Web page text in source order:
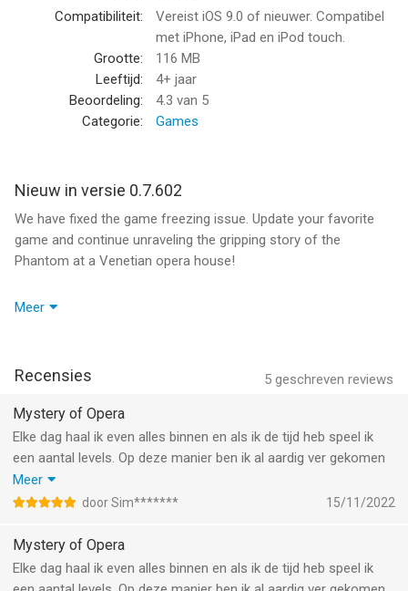
Key features of this version:
● Nearly 1850 rousing quests to tackle
● 305 alluring collections to piece together
● 24 gorgeous operas to explore
● Three thrilling mini-games to play
Plus, more famous operas, characters, quests and levels are
coming in regular updates that are absolutely FREE!
____________________________
Game available in: English, French, Italian, German, Spanish,
____________________________
Sign up now for a weekly round-up of the best from G5
Games! www.g5e.com/e-mail
____________________________
G5 Games - World of Adventures™!
Collect them all! Search for "g5" in iTunes!
____________________________
Visit us: www.g5e.com
Compatibiliteit:
Vereist iOS 9.0 of nieuwer. Compatibel
met iPhone, iPad en iPod touch.
Grootte:
116 MB
Leeftijd:
4+ jaar
Beoordeling:
4.3 van 5
Categorie:
Games
Nieuw in versie 0.7.602
We have fixed the game freezing issue. Update your favorite
game and continue unraveling the gripping story of the
Phantom at a Venetian opera house!
Join the G5 email list and be the first to know about sales,
Leave a review and let us know what you think of our latest
update. Your feedback helps us provide you with the best
experience.
Meer
5 geschreven reviews
Recensies
Mystery of Opera
Elke dag haal ik even alles binnen en als ik de tijd heb speel ik
een aantal levels. Op deze manier ben ik al aardig ver gekomen
en werkt het dus aardig verslavend. Kortom een goed
opgebouwd spel met uitdagingen. Ben al benieuwd naar de
Meer
door Sim******* 15/11/2022
Mystery of Opera
Elke dag haal ik even alles binnen en als ik de tijd heb speel ik